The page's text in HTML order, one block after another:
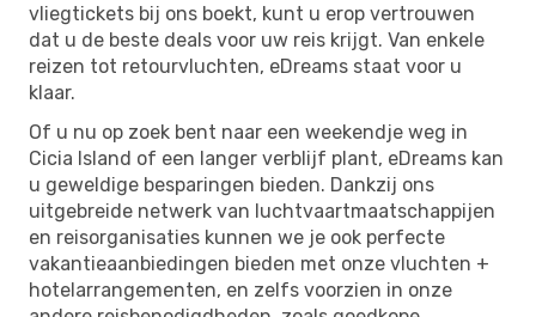
vliegtickets bij ons boekt, kunt u erop vertrouwen
dat u de beste deals voor uw reis krijgt. Van enkele
reizen tot retourvluchten, eDreams staat voor u
klaar.
Of u nu op zoek bent naar een weekendje weg in
Cicia Island of een langer verblijf plant, eDreams kan
u geweldige besparingen bieden. Dankzij ons
uitgebreide netwerk van luchtvaartmaatschappijen
en reisorganisaties kunnen we je ook perfecte
vakantieaanbiedingen bieden met onze vluchten +
hotelarrangementen, en zelfs voorzien in onze